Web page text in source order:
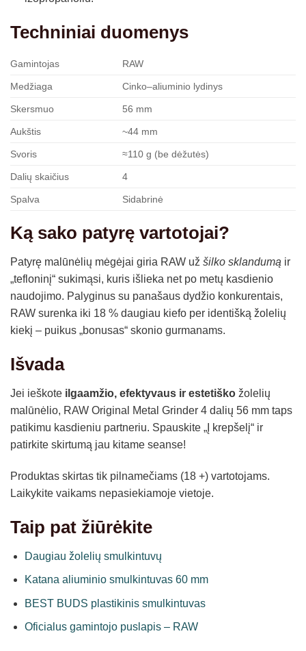
Techniniai duomenys
Gamintojas RAW
Medžiaga Cinko–aliuminio lydinys
Skersmuo 56 mm
Aukštis ~44 mm
Svoris ≈110 g (be dėžutės)
Dalių skaičius 4
Spalva Sidabrinė
Ką sako patyrę vartotojai?
Patyrę malūnėlių mėgėjai giria RAW už šilko sklandumą ir
„tefloninį“ sukimąsi, kuris išlieka net po metų kasdienio
naudojimo. Palyginus su panašaus dydžio konkurentais,
RAW surenka iki 18 % daugiau kiefo per identišką žolelių
kiekį – puikus „bonusas“ skonio gurmanams.
Išvada
Jei ieškote ilgaamžio, efektyvaus ir estetiško žolelių
malūnėlio, RAW Original Metal Grinder 4 dalių 56 mm taps
patikimu kasdieniu partneriu. Spauskite „Į krepšelį“ ir
patirkite skirtumą jau kitame seanse!
Produktas skirtas tik pilnamečiams (18 +) vartotojams.
Laikykite vaikams nepasiekiamoje vietoje.
Taip pat žiūrėkite
Daugiau žolelių smulkintuvų
Katana aliuminio smulkintuvas 60 mm
BEST BUDS plastikinis smulkintuvas
Oficialus gamintojo puslapis – RAW